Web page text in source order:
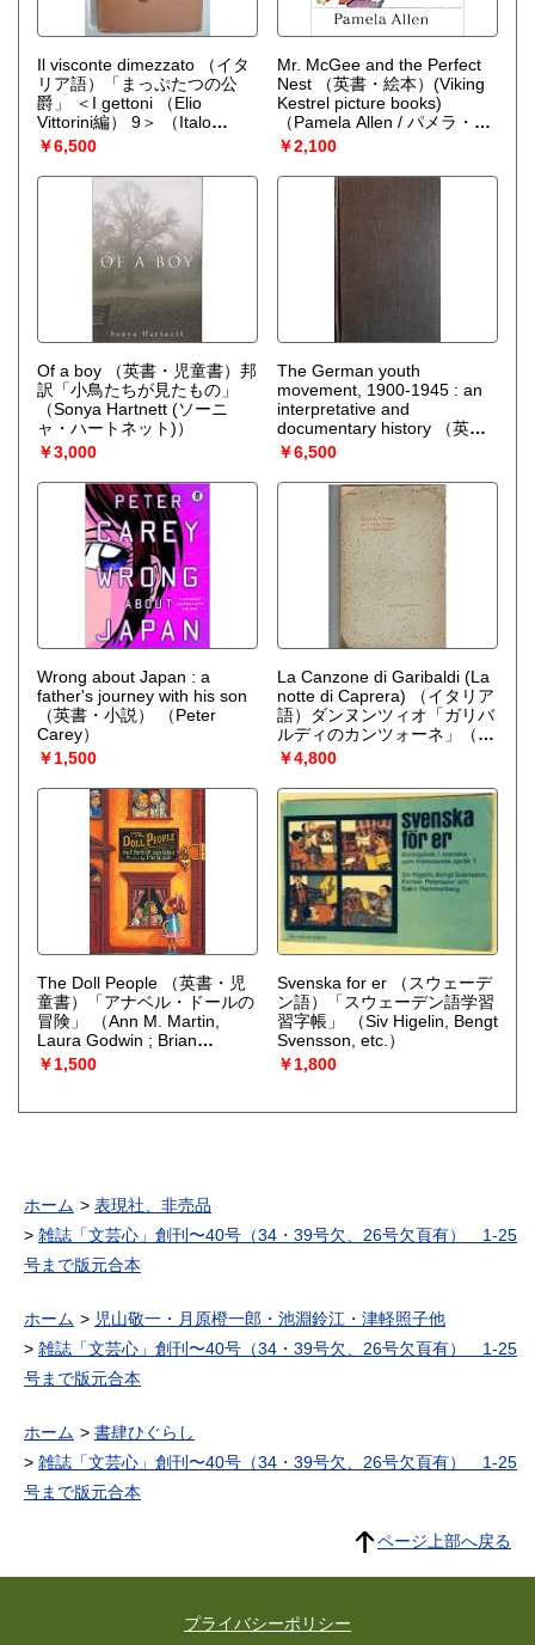
Il visconte dimezzato （イタ
リア語）「まっぷたつの公
爵」 ＜I gettoni （Elio
Vittorini編） 9＞
（Italo
Calvino （イタロ・カルヴィ
ーノ））
￥6,500
Mr. McGee and the Perfect
Nest （英書・絵本）(Viking
Kestrel picture books)
（Pamela Allen / パメラ・ア
レン）
￥2,100
Of a boy （英書・児童書）邦
訳「小鳥たちが見たもの」
（Sonya Hartnett (ソーニ
ャ・ハートネット)）
￥3,000
The German youth
movement, 1900-1945 : an
interpretative and
documentary history （英
書）『ドイツ青年運動 1900-
1945』
Stachura）
￥6,500
Wrong about Japan : a
father's journey with his son
（英書・小説）
（Peter
Carey）
￥1,500
La Canzone di Garibaldi (La
notte di Caprera) （イタリア
語）ダンヌンツィオ「ガリバ
ルディのカンツォーネ」（カ
プレーラ島の夜」
D'Annunzio (ガブリエーレ・
ダンヌンツィオ)）
￥4,800
The Doll People （英書・児
童書）「アナベル・ドールの
冒険」
（Ann M. Martin,
Laura Godwin ; Brian
Selznick ブライアン・セルズ
ニック絵）
￥1,500
Svenska for er （スウェーデ
ン語）「スウェーデン語学習
習字帳」
（Siv Higelin, Bengt
Svensson, etc.）
￥1,800
ホーム
表現社、非売品
雑誌「文芸心」創刊〜40号（34・39号欠、26号欠頁有） 1-25
号まで版元合本
ホーム
児山敬一・月原橙一郎・池淵鈴江・津軽照子他
雑誌「文芸心」創刊〜40号（34・39号欠、26号欠頁有） 1-25
号まで版元合本
ホーム
書肆ひぐらし
雑誌「文芸心」創刊〜40号（34・39号欠、26号欠頁有） 1-25
号まで版元合本
ページ上部へ戻る
プライバシーポリシー